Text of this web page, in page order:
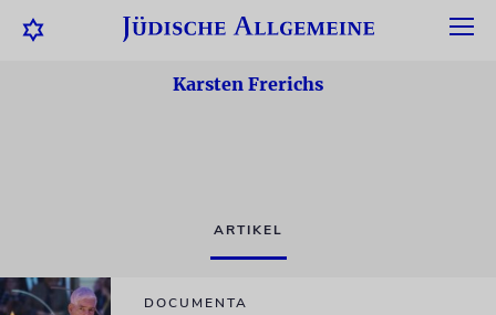
Karsten Frerichs
ARTIKEL
DOCUMENTA